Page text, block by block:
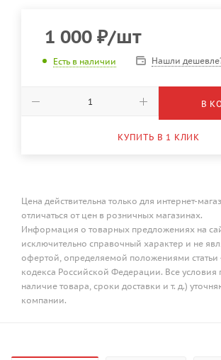
1 000 ₽/шт
Есть в наличии Нашли
В
КУПИТЬ В 1 КЛИК
Цена действительна только для интернет-
отличаться от цен в розничных магазинах.
Информация о товарных предложениях на
исключительно справочный характер и не
офертой, определяемой положениями статьи
кодекса Российской Федерации. Все условия
наличие товара, сроки доставки и т. д.)
компании.